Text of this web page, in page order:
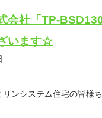
会社「TP-
います☆
リンシステム住宅の皆様